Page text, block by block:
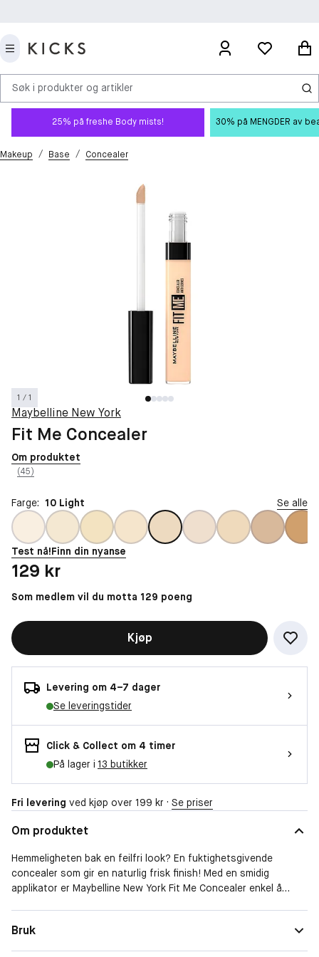
Søk i produkter og artikler
25% på freshe Body mists! 30% på MENGDER av
Makeup / Base / Concealer
1 / 1
Maybelline New York
Fit Me Concealer
Om produktet
(45)
Farge: 10 Light Se alle
Test nå!Finn din nyanse
Pris: 129 kr
129 kr
Som medlem vil du motta 129 poeng
Kjøp
Levering om 4–7 dager
Se leveringstider
Click & Collect om 4 timer
På lager i 13 butikker
Fri levering ved kjøp over 199 kr · Se priser
Om produktet
Hemmeligheten bak en feilfri look? En fuktighetsgivende
concealer som gir en naturlig frisk finish! Med en smidig
applikator er Maybelline New York Fit Me Concealer enkel å
utviklet for å passe selv sensitiv hud. Fit Me Concealer finnes i
flere nyanser. Finn din nyanse som smelter sømløst sammen
Bruk